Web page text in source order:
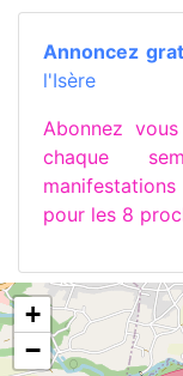
Annoncez
l'Isère
Abonnez
chaque
pour les 8
+
−